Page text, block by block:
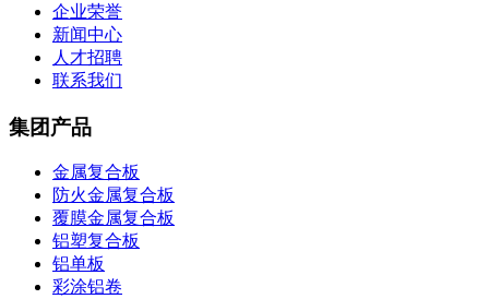
企业荣誉
新闻中心
人才招聘
联系我们
集团产品
金属复合板
防火金属复合板
覆膜金属复合板
铝塑复合板
铝单板
彩涂铝卷